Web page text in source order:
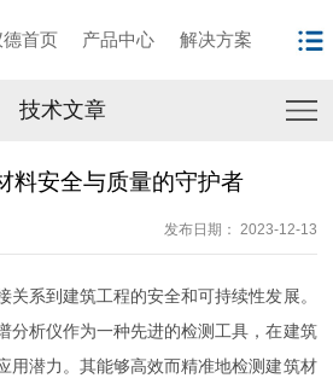
德首页 产品中心 解决方案
技术文章
料安全与质量的守护者
发布日期： 2023-12-13
关系到建筑工程的安全和可持续性发展。
分析仪作为一种先进的检测工具，在建筑
用潜力。其能够高效而精准地检测建筑材